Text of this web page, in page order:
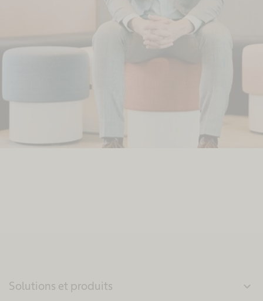
Solutions et produits expand_more